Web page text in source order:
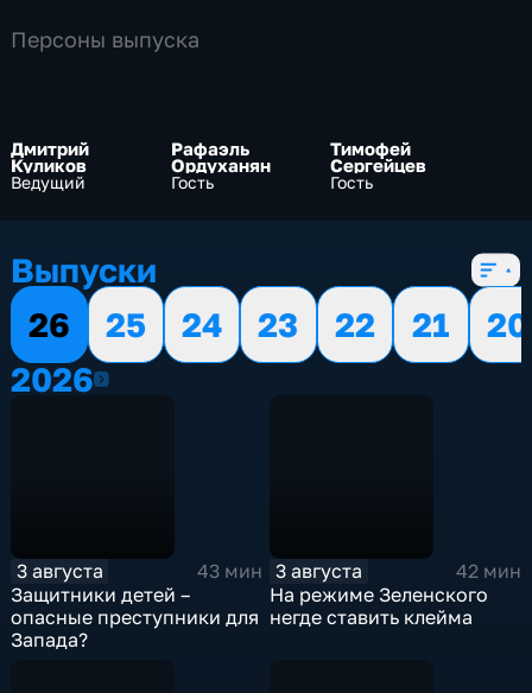
Персоны выпуска
Дмитрий
Куликов
Ведущий
Рафаэль
Ордуханян
Гость
Тимофей
Сергейцев
Гость
Выпуски
26
25 24 23 22 21
20
20262026
3 августа
43 мин
Защитники детей –
опасные преступники для
Запада?
3 августа
42 мин
На режиме Зеленского
негде ставить клейма